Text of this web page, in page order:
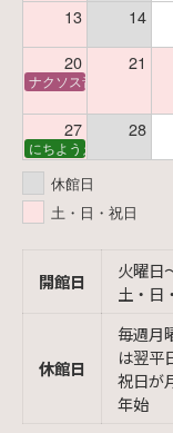
13 14
20 21
ナクソス音楽会 第6回
27 28
にちようえほん
休館日
土・日・祝日
開館日
火曜日
土・
休館日
毎週月
は翌平
祝日が
年始